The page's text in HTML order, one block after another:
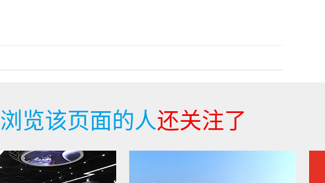
浏览该页面的人还关注了